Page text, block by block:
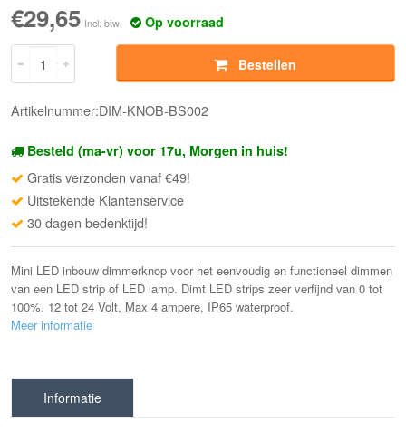
€29,65 Incl. btw Op voorraad
Bestellen
Artikelnummer:DIM-KNOB-BS002
Besteld (ma-vr) voor 17u, Morgen in huis!
Gratis verzonden vanaf €49!
Uitstekende Klantenservice
30 dagen bedenktijd!
Mini LED inbouw dimmerknop voor het eenvoudig en functioneel dimmen
van een LED strip of LED lamp. Dimt LED strips zeer verfijnd van 0 tot
100%. 12 tot 24 Volt, Max 4 ampere, IP65 waterproof.
Meer informatie
Informatie